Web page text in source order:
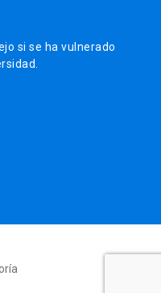
si se ha vulnerado